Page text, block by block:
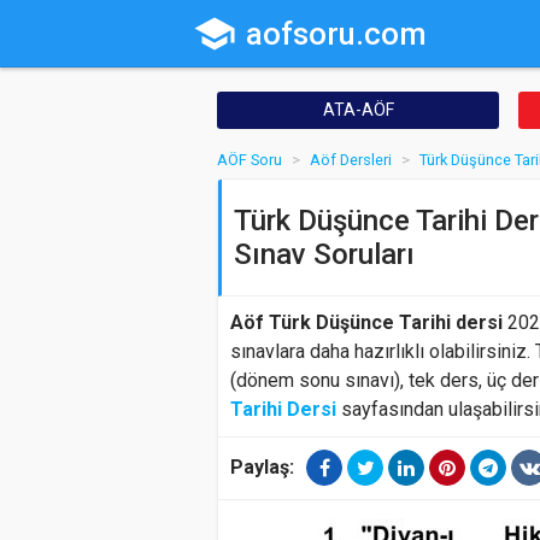
school aofsoru.com
ATA-AÖF
AÖF Soru Aöf Dersleri Türk Düşünce
Türk Düşünce Tarihi
Sınav Soruları
Aöf Türk Düşünce Tarihi dersi
sınavlara daha hazırlıklı
(dönem sonu sınavı), tek ders, üç
Tarihi Dersi sayfasından
Paylaş: